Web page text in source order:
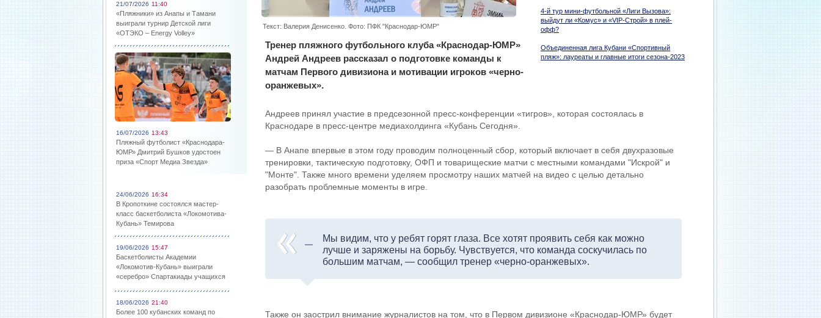
21/07/2026 11:40
«Пляжники» из Анапы и Тамани
выиграли турнир Детской лиги
«ОТЭКО – Energy Volley»
16/07/2026 13:43
Пляжный футболист «Краснодара-
ЮМР» Дмитрий Бушков удостоен
приза «Спорт Медиа Звезда»
24/06/2026 16:34
В Кропоткине состоялся мастер-
класс баскетболиста «Локомотива-
Кубань» Темирова
19/06/2026 15:47
Баскетболисты Академии
«Локомотив-Кубань» выиграли
«серебро» Спартакиады учащихся
18/06/2026 21:40
Более 100 кубанских команд по
4-й тур мини-футбольной «Лиги Вызова»:
выйдут ли «Комус» и «VIP-Строй» в плей-
офф?
Объединенная лига Кубани «Спортивный
пляж»: лауреаты и главные итоги сезона-2023
Текст: Валерия Денисенко. Фото: ПФК "Краснодар-ЮМР"
Тренер пляжного футбольного клуба «Краснодар-ЮМР»
Андрей Андреев рассказал о подготовке команды к
матчам Первого дивизиона и мотивации игроков «черно-
оранжевых».
Андреев принял участие в предсезонной пресс-конференции «тигров», которая состоялась в
Краснодаре в пресс-центре медиахолдинга «Кубань Сегодня».
— В Анапе впервые в этом году проводим полноценный сбор, который включает в себя двухразовые
тренировки, тактическую подготовку, ОФП и товарищеские матчи с местными командами "Искрой" и
"Монте". Также много времени уделяем просмотру наших матчей на видео с целью детально
разобрать проблемные моменты в игре.
Мы видим, что у ребят горят глаза. Все хотят проявить себя как можно
лучше и заряжены на борьбу. Чувствуется, что команда соскучилась по
большим матчам, — сообщил тренер «черно-оранжевых».
Также он заострил внимание журналистов на том, что в Первом дивизионе «Краснодар-ЮМР» будет